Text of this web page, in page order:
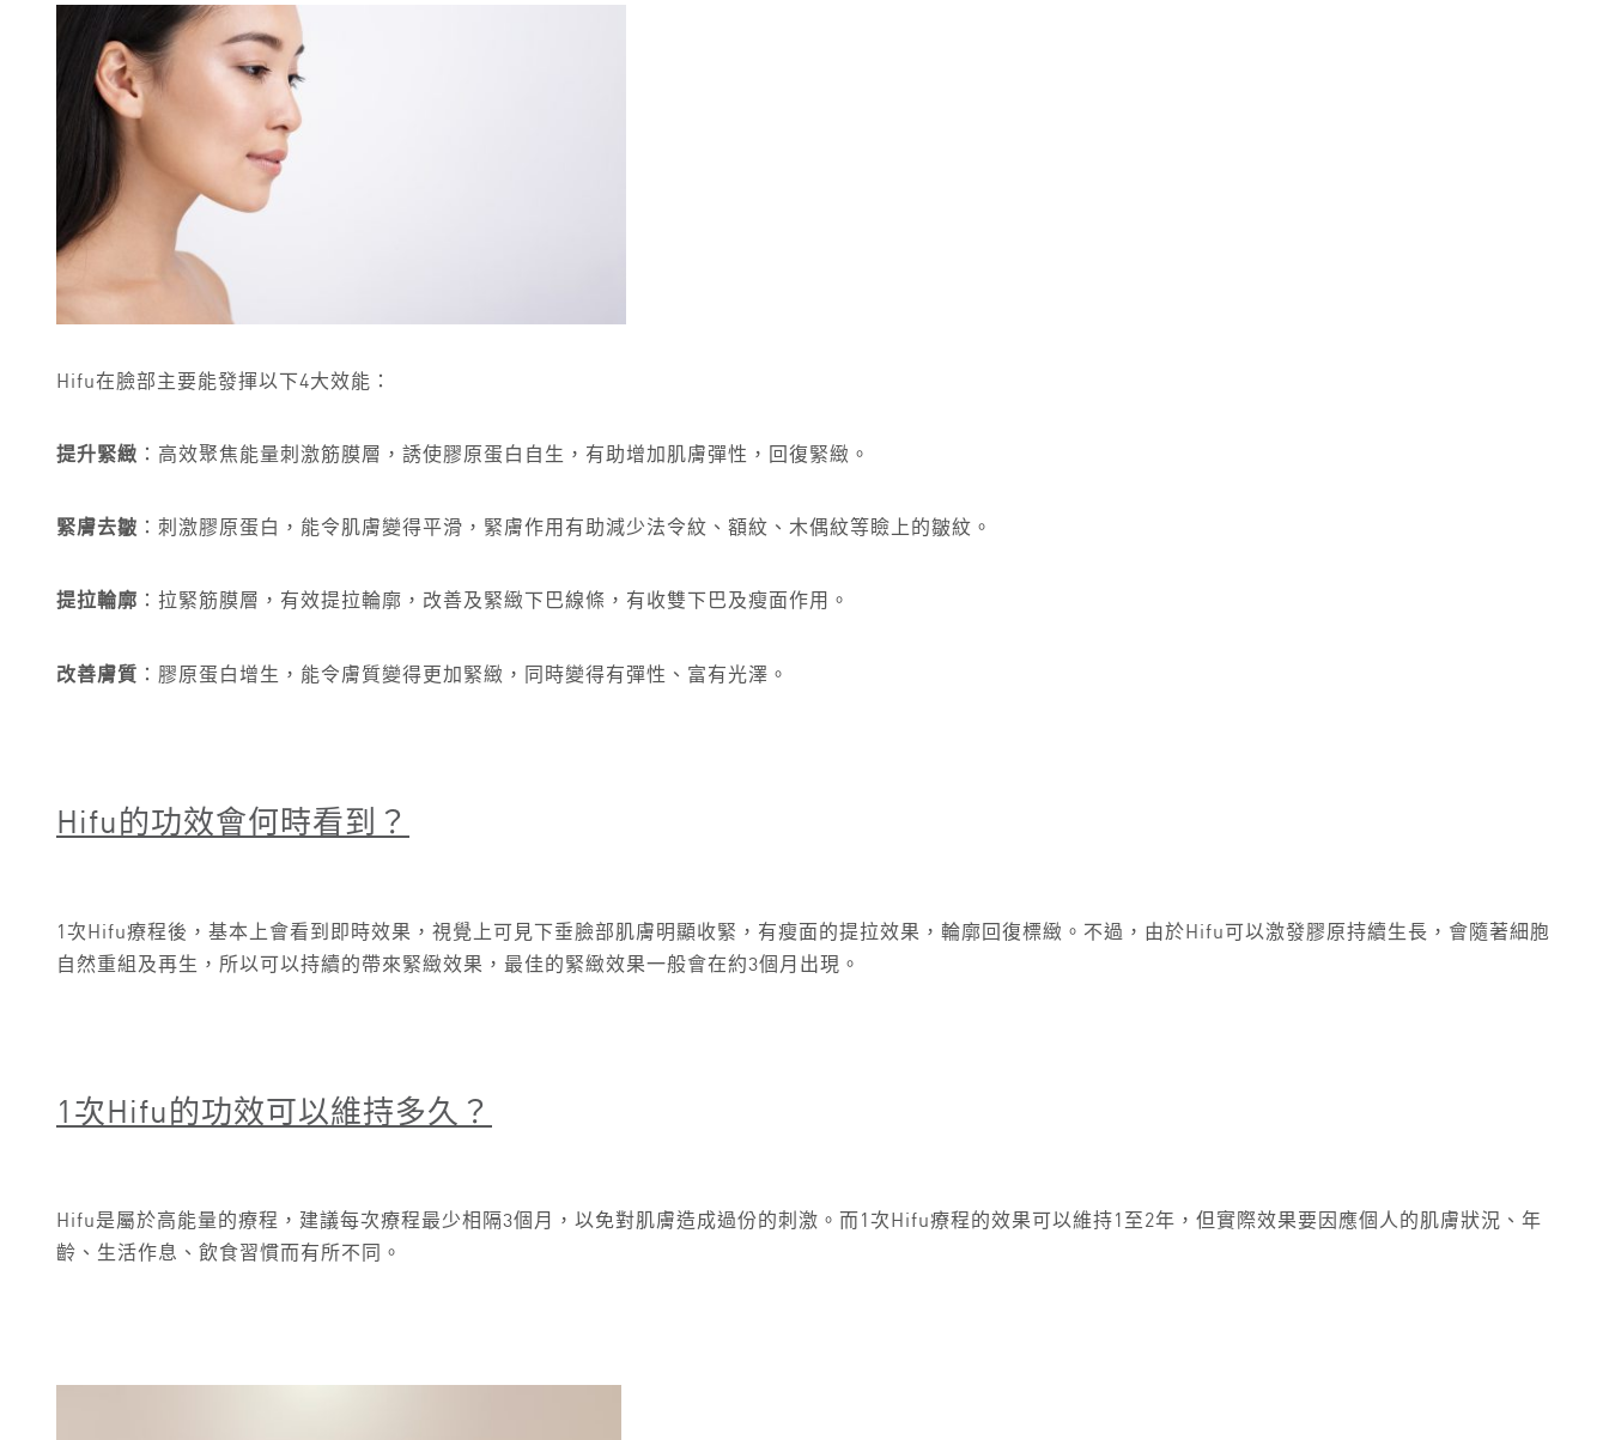
Hifu在臉部主要能發揮以下4大效能：
提升緊緻 ：高效聚焦能量刺激筋膜層，誘使膠原蛋白自生，有助增加肌膚彈性，回復緊緻。
緊膚去皺 ：刺激膠原蛋白，能令肌膚變得平滑，緊膚作用有助減少法令紋、額紋、木偶紋等瞼上的皺紋。
提拉輪廓 ：拉緊筋膜層，有效提拉輪廓，改善及緊緻下巴線條，有收雙下巴及瘦面作用。
改善膚質 ：膠原蛋白增生，能令膚質變得更加緊緻，同時變得有彈性、富有光澤。
Hifu 的功效會何時看到？
1次Hifu療程後，基本上會看到即時效果，視覺上可見下垂臉部肌膚明顯收緊，有瘦面的提拉效果，輪廓回復標緻。不過，由於Hifu可以激發膠原持續生長，會隨著細胞
自然重組及再生，所以可以持續的帶來緊緻效果，最佳的緊緻效果一般會在約3個月出現。
1 次Hifu的功效可以維持多久？
Hifu是屬於高能量的療程，建議每次療程最少相隔3個月，以免對肌膚造成過份的刺激。而1次Hifu療程的效果可以維持1至2年，但實際效果要因應個人的肌膚狀況、年
齡、生活作息、飲食習慣而有所不同。